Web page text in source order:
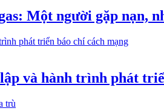
Một người gặp nạn,
và hành trình phát